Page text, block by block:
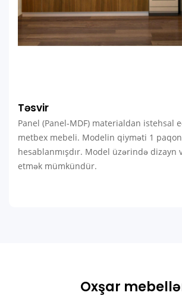
Təsvir
Panel (Panel-MDF) materialdan istehsal
metbex mebeli. Modelin qiyməti 1
hesablanmışdır. Model üzərində dizayn
etmək mümkündür.
Oxşar